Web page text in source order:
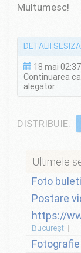
Multumesc!
DETALII
18 mai
Continuarea
alegator
DISTRIBUIE:
Ultimele
Foto
Postare
https://
București